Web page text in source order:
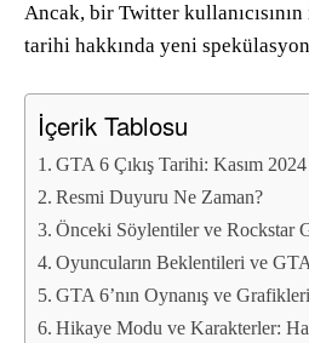
Ancak, bir Twitter
tarihi hakkında yeni
İçerik Tablosu
GTA 6 Çıkış Tarihi: Kasım
Resmi Duyuru Ne Zaman?
Önceki Söylentiler ve Rockstar
Oyuncuların Beklentileri ve
GTA 6’nın Oynanış ve
Hikaye Modu ve Karakterler: